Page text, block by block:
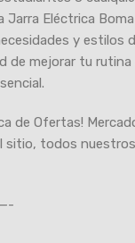
Jarra Eléctrica
y estilos
de mejorar tu rutina
de Ofertas!
sitio, todos